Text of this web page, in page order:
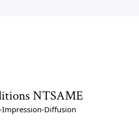
NTSAME
Impression-Diffusion